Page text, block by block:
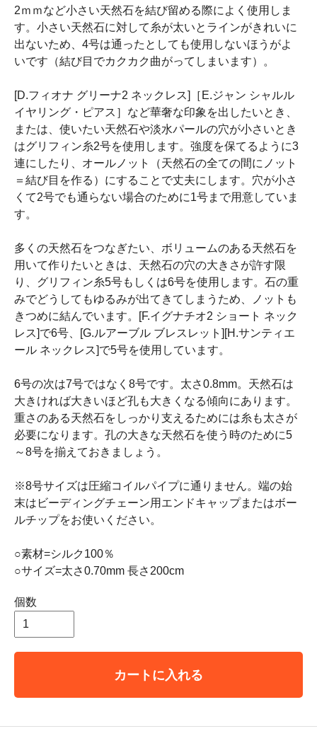
2ｍｍなど小さい天然石を結び留める際によく使用しま
す。小さい天然石に対して糸が太いとラインがきれいに
出ないため、4号は通ったとしても使用しないほうがよ
いです（結び目でカクカク曲がってしまいます）。
[D.フィオナ グリーナ2 ネックレス]［E.ジャン シャルル
イヤリング・ピアス］など華奢な印象を出したいとき、
または、使いたい天然石や淡水パールの穴が小さいとき
はグリフィン糸2号を使用します。強度を保てるように3
連にしたり、オールノット（天然石の全ての間にノット
＝結び目を作る）にすることで丈夫にします。穴が小さ
くて2号でも通らない場合のために1号まで用意していま
す。
多くの天然石をつなぎたい、ボリュームのある天然石を
用いて作りたいときは、天然石の穴の大きさが許す限
り、グリフィン糸5号もしくは6号を使用します。石の重
みでどうしてもゆるみが出てきてしまうため、ノットも
きつめに結んでいます。[F.イグナチオ2 ショート ネック
レス]で6号、[G.ルアーブル ブレスレット][H.サンティエ
ール ネックレス]で5号を使用しています。
6号の次は7号ではなく8号です。太さ0.8mm。天然石は
大きければ大きいほど孔も大きくなる傾向にあります。
重さのある天然石をしっかり支えるためには糸も太さが
必要になります。孔の大きな天然石を使う時のために5
～8号を揃えておきましょう。
※8号サイズは圧縮コイルパイプに通りません。端の始
末はビーディングチェーン用エンドキャップまたはボー
ルチップをお使いください。
○素材=シルク100％
○サイズ=太さ0.70mm 長さ200cm
個数
カートに入れる